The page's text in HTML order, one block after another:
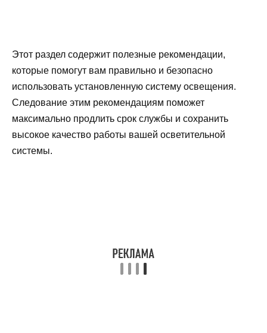
Этот раздел содержит полезные рекомендации,
которые помогут вам правильно и безопасно
использовать установленную систему освещения.
Следование этим рекомендациям поможет
максимально продлить срок службы и сохранить
высокое качество работы вашей осветительной
системы.